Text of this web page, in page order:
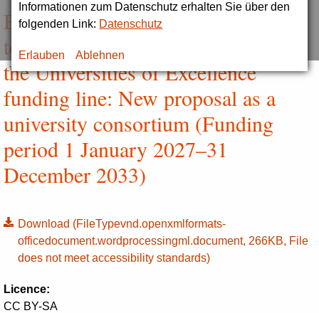
Informationen zum Datenschutz erhalten Sie über den
folgenden Link: Datenschutz
Erlauben Ablehnen
Excellence Strategy | Proposal
template with explanatory notes for
the Universities of Excellence
funding line: New proposal as a
university consortium (Funding
period 1 January 2027–31
December 2033)
Download (FileTypevnd.openxmlformats-
officedocument.wordprocessingml.document, 266KB, File
does not meet accessibility standards)
Licence:
CC BY-SA